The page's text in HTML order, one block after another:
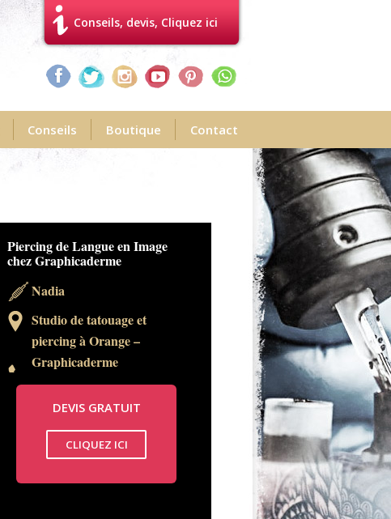
Conseils, devis, Cliquez ici
Conseils Boutique Contact
Piercing de Langue en Image
chez Graphicaderme
Nadia
Studio de tatouage et
piercing à Orange –
Graphicaderme
DEVIS GRATUIT
CLIQUEZ ICI